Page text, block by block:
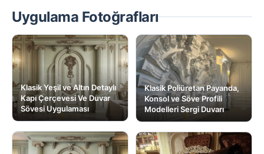
Uygulama Fotoğrafları
Klasik Yeşil ve Altın Detaylı
Kapı Çerçevesi Ve Duvar
Sövesi Uygulaması
Klasik Poliüretan Payanda,
Konsol ve Söve Profili
Modelleri Sergi Duvarı